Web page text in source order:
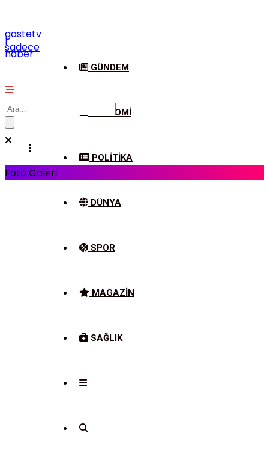
gastetv
|
sadece
haber
GÜNDEM
EKONOMI
POLITIKA
DÜNYA
SPOR
MAGAZIN
SAĞLIK
Foto Galeri